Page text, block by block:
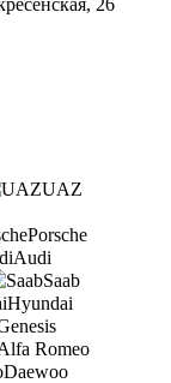
UAZ
Porsche
Audi
Saab
Hyundai
Romeo
Daewoo